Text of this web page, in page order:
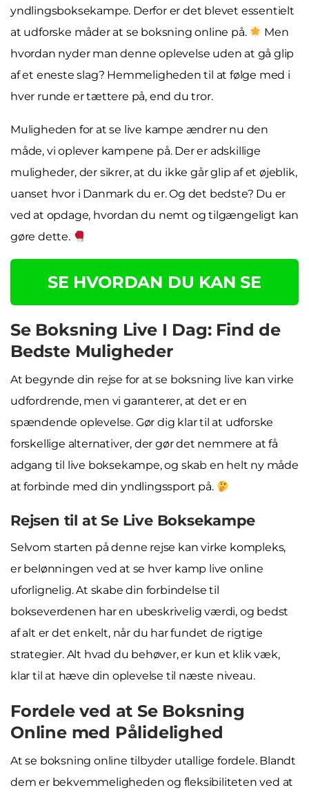
yndlingsboksekampe. Derfor er det blevet essentielt
at udforske måder at se boksning online på.
Men
hvordan nyder man denne oplevelse uden at gå glip
af et eneste slag? Hemmeligheden til at følge med i
hver runde er tættere på, end du tror.
Muligheden for at se live kampe ændrer nu den
måde, vi oplever kampene på. Der er adskillige
muligheder, der sikrer, at du ikke går glip af et øjeblik,
uanset hvor i Danmark du er. Og det bedste? Du er
ved at opdage, hvordan du nemt og tilgængeligt kan
gøre dette.
SE HVORDAN DU KAN SE
Se Boksning Live I Dag: Find de
Bedste Muligheder
At begynde din rejse for at se boksning live kan virke
udfordrende, men vi garanterer, at det er en
spændende oplevelse. Gør dig klar til at udforske
forskellige alternativer, der gør det nemmere at få
adgang til live boksekampe, og skab en helt ny måde
at forbinde med din yndlingssport på.
Rejsen til at Se Live Boksekampe
Selvom starten på denne rejse kan virke kompleks,
er belønningen ved at se hver kamp live online
uforlignelig. At skabe din forbindelse til
bokseverdenen har en ubeskrivelig værdi, og bedst
af alt er det enkelt, når du har fundet de rigtige
strategier. Alt hvad du behøver, er kun et klik væk,
klar til at hæve din oplevelse til næste niveau.
Fordele ved at Se Boksning
Online med Pålidelighed
At se boksning online tilbyder utallige fordele. Blandt
dem er bekvemmeligheden og fleksibiliteten ved at